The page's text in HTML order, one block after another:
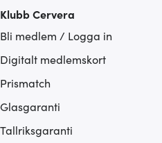
Klubb Cervera
Bli medlem / Logga in
Digitalt medlemskort
Prismatch
Glasgaranti
Tallriksgaranti